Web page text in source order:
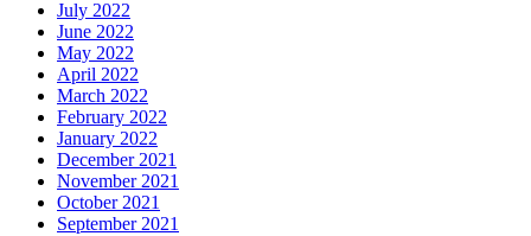
July 2022
June 2022
May 2022
April 2022
March 2022
February 2022
January 2022
December 2021
November 2021
October 2021
September 2021